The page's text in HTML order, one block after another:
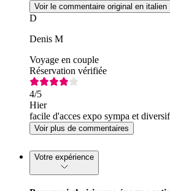
Voir le commentaire original en italien
D
Denis M
Voyage en couple
Réservation vérifiée
4/5
Hier
facile d'acces expo sympa et
Voir plus de commentaires
Votre expérience